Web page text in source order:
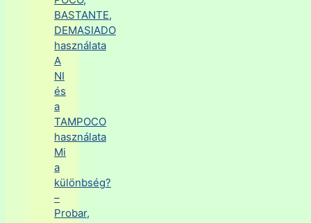
BASTANTE,
DEMASIADO
használata
A
NI
és
a
TAMPOCO
használata
Mi
a
különbség?
–
Probar,